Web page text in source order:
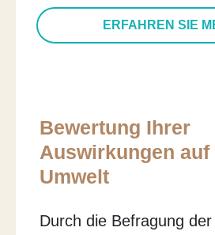
ERFAHREN SIE
Bewertung Ihrer
Auswirkungen auf
Umwelt
Durch die Befragung